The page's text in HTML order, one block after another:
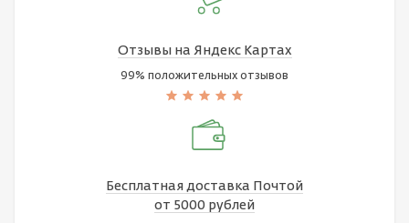
Отзывы на Яндекс Картах
99% положительных отзывов
Бесплатная доставка Почтой
от 5000 рублей